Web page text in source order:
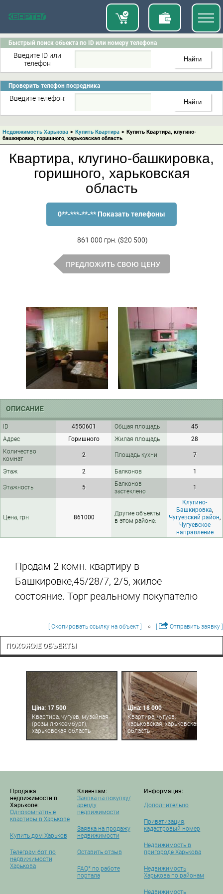
Быстрый поиск обьекта по ID или номеру телефона
Введите ID или
телефон
Проверить телефон посредника
Введите телефон:
Недвижимость Харькова > Купить Квартира > Купить Квартира, клугино-
башкировка, горишного, харьковская область
Квартира, клугино-башкировка,
горишного, харьковская
область
0**-***-**-** Показать телефоны
861 000 грн. ($20 500)
ПРЕДЛОЖИТЬ СВОЮ ЦЕНУ
ОПИСАНИЕ
ID 4550601 Общая площадь
45
Адрес
Горишного Жилая площадь
28
Количество
комнат
2 Площадь кухни 7
Этаж 2 Балконов 1
Этажность 5
Балконов
застеклено
1
Цена, грн 861000
Другие объекты
в этом районе:
Клугино-
Башкировка,
Чугуевский район,
Чугуевское
направление
Продам 2 комн. квартиру в
Башкировке,45/28/7, 2/5, жилое
состояние. Торг реальному покупателю
[ Скопировать ссылку на объект ] Отправить заявку ]
ПОХОЖИЕ ОБЪЕКТЫ
Ціна: 17 500
Квартира, чугуев, музейная
(розы люксембург),
харьковская область
Ціна: 18 000
Квартира, чугуев,
харьковская, харьковская
область
Продажа
недвижимости в
Харькове:
Однокомнатные
квартиры в Харькове
Купить дом Харьков
Телеграм бот по
недвижимости
Харькова
Клиентам:
Заявка на покупку/
аренду
недвижимости
Заявка на продажу
недвижимости
Оставить отзыв
FAQ* по работе
портала
Информация:
Дополнительно
Приватизация,
кадастровый номер
Недвижимость в
пригороде Харькова
Недвижимость
Харькова по районам
Недвижимость